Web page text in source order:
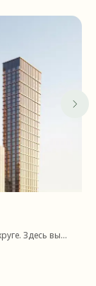
Здесь вы
и дарит